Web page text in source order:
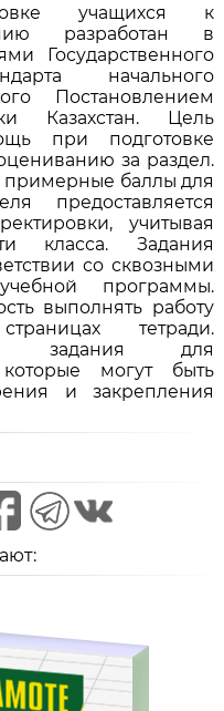
учащихся к
разработан в
Государственного
начального
Постановлением
Казахстан. Цель
при подготовке
за раздел.
примерные баллы для
предоставляется
учитывая
класса. Задания
со сквозными
программы.
выполнять работу
тетради.
задания для
могут быть
и закрепления